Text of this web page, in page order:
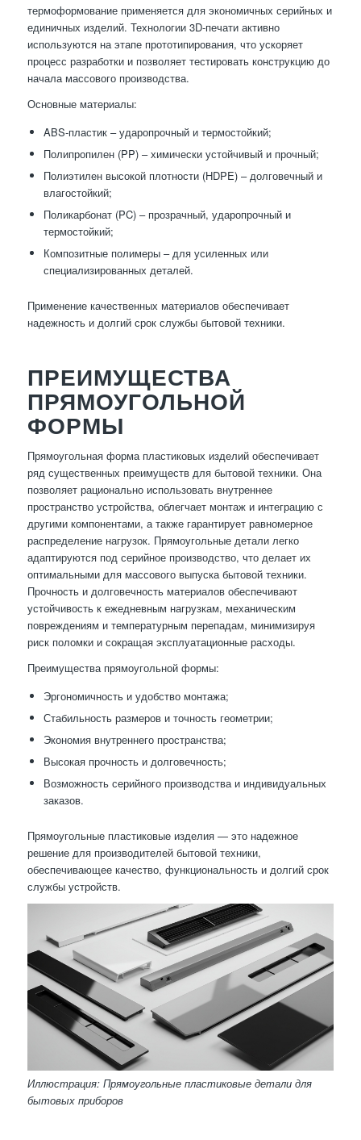
термоформование применяется для экономичных серийных и
единичных изделий. Технологии 3D-печати активно
используются на этапе прототипирования, что ускоряет
процесс разработки и позволяет тестировать конструкцию до
начала массового производства.
Основные материалы:
ABS-пластик – ударопрочный и термостойкий;
Полипропилен (PP) – химически устойчивый и прочный;
Полиэтилен высокой плотности (HDPE) – долговечный и
влагостойкий;
Поликарбонат (PC) – прозрачный, ударопрочный и
термостойкий;
Композитные полимеры – для усиленных или
специализированных деталей.
Применение качественных материалов обеспечивает
надежность и долгий срок службы бытовой техники.
ПРЕИМУЩЕСТВА
ПРЯМОУГОЛЬНОЙ
ФОРМЫ
Прямоугольная форма пластиковых изделий обеспечивает
ряд существенных преимуществ для бытовой техники. Она
позволяет рационально использовать внутреннее
пространство устройства, облегчает монтаж и интеграцию с
другими компонентами, а также гарантирует равномерное
распределение нагрузок. Прямоугольные детали легко
адаптируются под серийное производство, что делает их
оптимальными для массового выпуска бытовой техники.
Прочность и долговечность материалов обеспечивают
устойчивость к ежедневным нагрузкам, механическим
повреждениям и температурным перепадам, минимизируя
риск поломки и сокращая эксплуатационные расходы.
Преимущества прямоугольной формы:
Эргономичность и удобство монтажа;
Стабильность размеров и точность геометрии;
Экономия внутреннего пространства;
Высокая прочность и долговечность;
Возможность серийного производства и индивидуальных
заказов.
Прямоугольные пластиковые изделия — это надежное
решение для производителей бытовой техники,
обеспечивающее качество, функциональность и долгий срок
службы устройств.
Иллюстрация: Прямоугольные пластиковые детали для
бытовых приборов